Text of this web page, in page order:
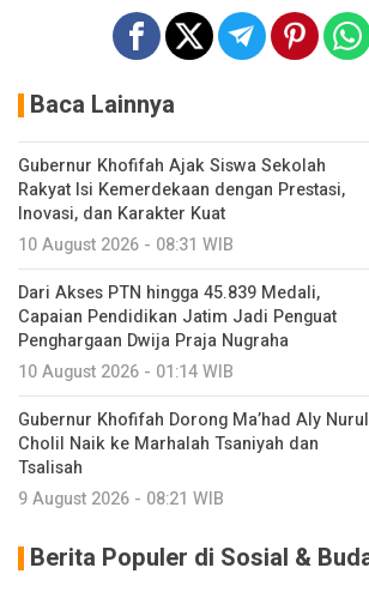
Baca Lainnya
Gubernur Khofifah Ajak Siswa Sekolah
Rakyat Isi Kemerdekaan dengan Prestasi,
Inovasi, dan Karakter Kuat
10 August 2026 - 08:31 WIB
Dari Akses PTN hingga 45.839 Medali,
Capaian Pendidikan Jatim Jadi Penguat
Penghargaan Dwija Praja Nugraha
10 August 2026 - 01:14 WIB
Gubernur Khofifah Dorong Ma’had Aly Nurul
Cholil Naik ke Marhalah Tsaniyah dan
Tsalisah
9 August 2026 - 08:21 WIB
Berita Populer di Sosial &